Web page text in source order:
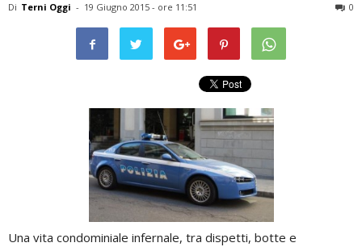
Di Terni Oggi - 19 Giugno 2015 - ore 11:51 0
Una vita condominiale infernale, tra dispetti, botte e